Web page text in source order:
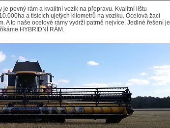
pevný rám a kvalitní vozík na přepravu. Kvalitní lištu
a tisících ujetých kilometrů na vozíku. Ocelová žací
A to naše ocelové rámy vydrží patrně nejvíce. Jediné řešení je
HYBRIDNÍ RÁM.